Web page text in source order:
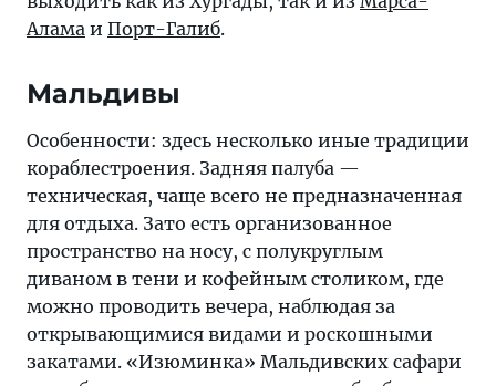
Алама и Порт-Галиб.
Мальдивы
Особенности: здесь несколько иные традиции
кораблестроения. Задняя палуба —
техническая, чаще всего не предназначенная
для отдыха. Зато есть организованное
пространство на носу, с полукруглым
диваном в тени и кофейным столиком, где
можно проводить вечера, наблюдая за
открывающимися видами и роскошными
закатами. «Изюминка» Мальдивских сафари